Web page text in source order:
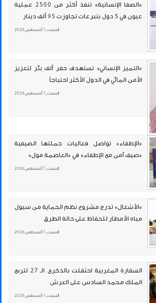
«الصفا الإنسانية» تنفذ أكثر من 2500 عملية
عيون في 5 دول بتبرعات تجاوزت 95 ألف دينار
السبت , 1 أغسطس 2026
«التميز الإنساني» تستهدف حفر ألف بئر لتعزيز
الأمن المائي في الدول الأكثر احتياجاً
السبت , 1 أغسطس 2026
«الإطفاء» تواصل فعاليات حملتها الصيفية
«صيف آمن مع الإطفاء» في «العاصمة مول»
السبت , 1 أغسطس 2026
«الأشغال» تدرج مشروع نظم الحماية من سيول
مياه الأمطار للحفاظ على حالة الطرق
السبت , 1 أغسطس 2026
السفارة المغربية احتفلت بالذكرى الـ 27 لتربع
الملك محمد السادس على العرش
السبت , 1 أغسطس 2026